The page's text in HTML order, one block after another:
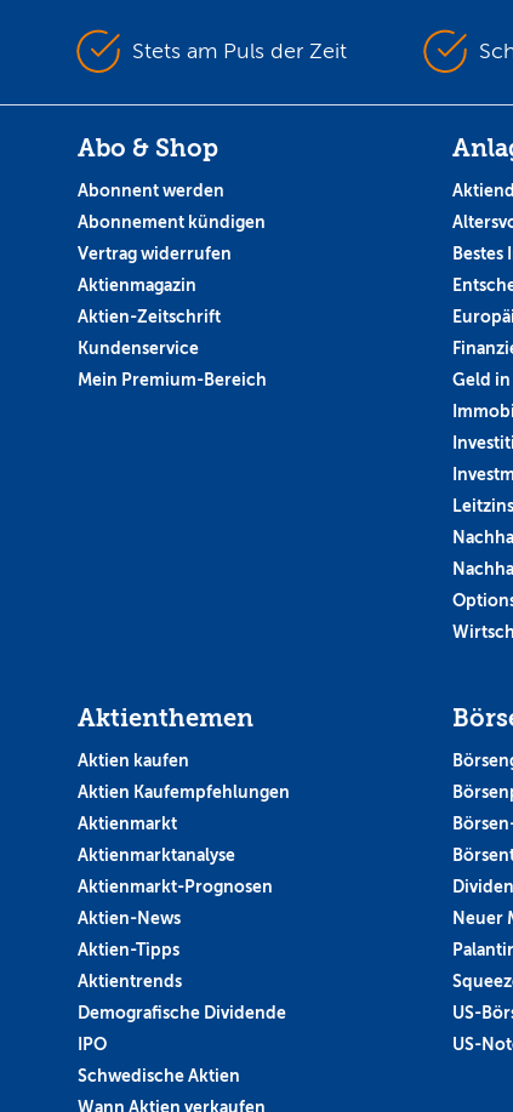
Stets am Puls der Zeit
Abo & Shop
Abonnent werden
Abonnement kündigen
Vertrag widerrufen
Aktienmagazin
Aktien-Zeitschrift
Kundenservice
Mein Premium-Bereich
Bestes
Geld
Aktienthemen
Aktien kaufen
Aktien Kaufempfehlungen
Aktienmarkt
Aktienmarktanalyse
Aktienmarkt-Prognosen
Aktien-News
Aktien-Tipps
Aktientrends
Demografische Dividende
IPO
Schwedische Aktien
Wann Aktien verkaufen
Neuer
US-
US-